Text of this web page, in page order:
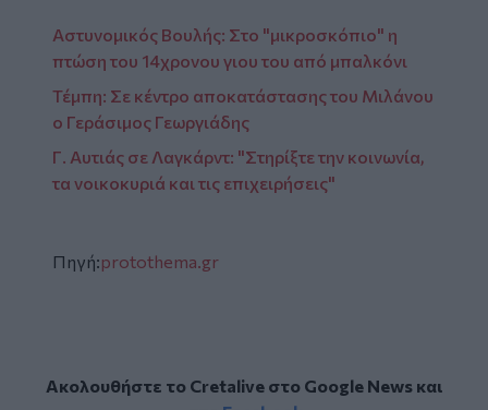
Αστυνομικός Βουλής: Στο "μικροσκόπιο" η
πτώση του 14χρονου γιου του από μπαλκόνι
Τέμπη: Σε κέντρο αποκατάστασης του Μιλάνου
ο Γεράσιμος Γεωργιάδης
Γ. Αυτιάς σε Λαγκάρντ: "Στηρίξτε την κοινωνία,
τα νοικοκυριά και τις επιχειρήσεις"
Πηγή:protothema.gr
Ακολουθήστε το Cretalive στο Google Newsκαι